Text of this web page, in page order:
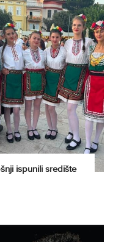
ispunili središte